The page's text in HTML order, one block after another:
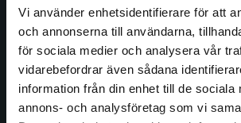
Vi använder enhetsidentifierare för att
och annonserna till användarna,
för sociala medier och analysera vår
vidarebefordrar även sådana
information från din enhet till de sociala
annons- och analysföretag som vi
Begränsad
såväl barn som vuxna.
Nypon och Vilja förlag är en del av
Kontakta oss
Kontakta oss